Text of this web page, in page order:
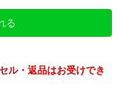
る
ル・返品はお受けでき